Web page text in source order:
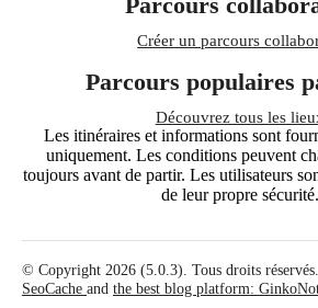
Créer un parcours
Parcours populaires
Découvrez tous les
Les itinéraires et informations sont
uniquement. Les conditions peuvent
toujours avant de partir. Les utilisateurs
de leur propre sécurité.
© Copyright 2026 (5.0.3). Tous droits réservés.
SeoCache and the best blog platform: